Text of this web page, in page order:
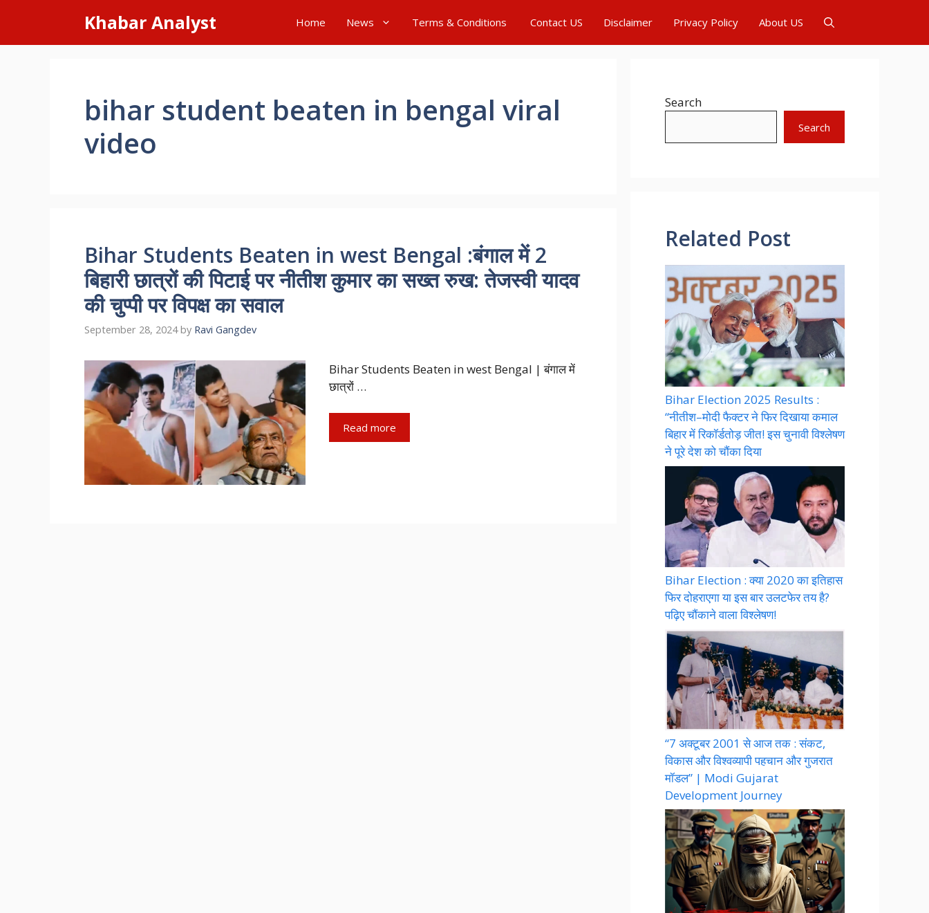
content
Khabar Analyst Home News Terms & Conditions Contact US Disclaimer Privacy Policy About US
bihar student beaten in bengal viral
video
Bihar Students Beaten in west Bengal :बंगाल में 2
बिहारी छात्रों की पिटाई पर नीतीश कुमार का सख्त रुख: तेजस्वी यादव
की चुप्पी पर विपक्ष का सवाल
September 28, 2024 by Ravi Gangdev
Bihar Students Beaten in west Bengal | बंगाल में
छात्रों …
Read more
Search
Search
Related Post
Bihar Election 2025 Results :
“नीतीश–मोदी फैक्टर ने फिर दिखाया कमाल
बिहार में रिकॉर्डतोड़ जीत! इस चुनावी विश्लेषण
ने पूरे देश को चौंका दिया
Bihar Election : क्या 2020 का इतिहास
फिर दोहराएगा या इस बार उलटफेर तय है?
पढ़िए चौंकाने वाला विश्लेषण!
“7 अक्टूबर 2001 से आज तक : संकट,
विकास और विश्वव्यापी पहचान और गुजरात
मॉडल” | Modi Gujarat
Development Journey